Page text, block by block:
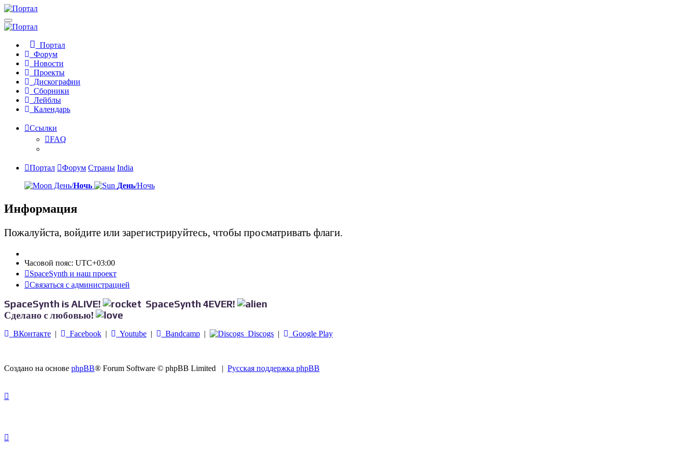
Портал
Форум
Новости
Проекты
Дискографии
Сборники
Лейблы
Календарь
Ссылки
FAQ
Портал Форум Страны India
День/Ночь День/Ночь
Информация
Пожалуйста, войдите или зарегистрируйтесь, чтобы просматривать флаги.
Часовой пояс: UTC+03:00
SpaceSynth и наш проект
Связаться с администрацией
SpaceSynth is ALIVE!
SpaceSynth 4EVER!
Сделано с любовью!
ВКонтакте | Facebook | Youtube | Bandcamp | Discogs | Google Play
Создано на основе phpBB® Forum Software © phpBB Limited | Русская поддержка phpBB